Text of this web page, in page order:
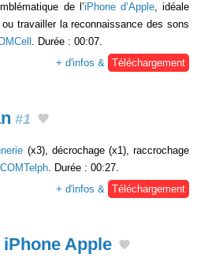
de l’iPhone d’Apple, idéale
travailler la reconnaissance des sons
. Durée : 00:07.
+ d'infos & Téléchargement
#1
(x3), décrochage (x1), raccrochage
COMTelph . Durée : 00:27.
+ d'infos &
Téléchargement
Apple